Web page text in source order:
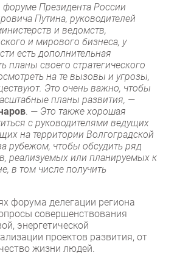
форуме Президента России
Путина, руководителей
и ведомств,
и мирового бизнеса, у
есть дополнительная
планы своего стратегического
на те вызовы и угрозы,
Это очень важно, чтобы
планы развития, —
. — Это также хорошая
с руководителями ведущих
на территории Волгоградской
рубежом, чтобы обсудить ряд
реализуемых или планируемых к
в том числе получить
форума делегации региона
совершенствования
энергетической
проектов развития, от
жизни людей.